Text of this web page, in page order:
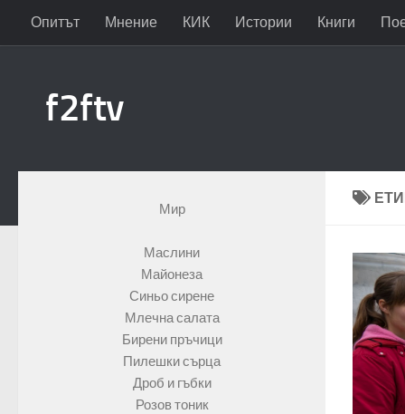
Към съдържанието
Опитът Мнение КИК Истории Книги
f2ftv
Мир
Маслини
Майонеза
Синьо сирене
Млечна салата
Бирени пръчици
Пилешки сърца
Дроб и гъбки
Розов тоник